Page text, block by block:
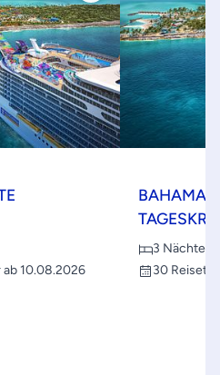
10.08.2026
BAHAMAS
3 Nächte
30